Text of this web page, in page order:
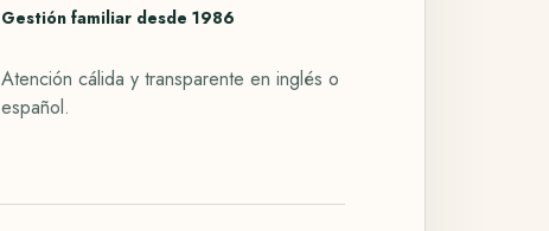
Gestión familiar desde 1986
Atención cálida y transparente en inglés o
español.